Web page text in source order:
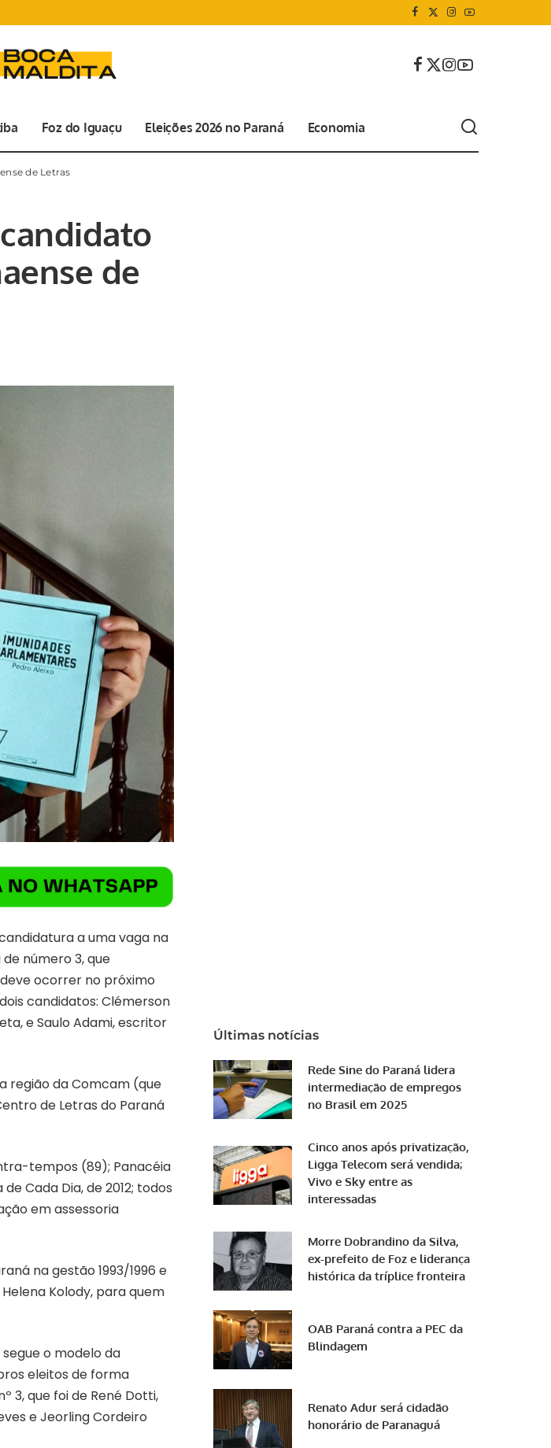
Foz do Iguaçu Eleições 2026 no Paraná Economia
de Letras
de
a uma vaga na
número 3, que
ocorrer no próximo
candidatos: Clémerson
e Saulo Adami, escritor
região da Comcam (que
de Letras do Paraná
tempos (89); Panacéia
Cada Dia, de 2012; todos
em assessoria
na gestão 1993/1996 e
Kolody, para quem
o modelo da
eleitos de forma
3, que foi de René Dotti,
e Jeorling Cordeiro
Últimas notícias
Rede Sine do Paraná lidera
intermediação de empregos
no Brasil em 2025
Cinco anos após privatização,
Ligga Telecom será vendida;
Vivo e Sky entre as
interessadas
Morre Dobrandino da Silva,
ex-prefeito de Foz e liderança
histórica da tríplice fronteira
OAB Paraná contra a PEC da
Blindagem
Renato Adur será cidadão
honorário de Paranaguá